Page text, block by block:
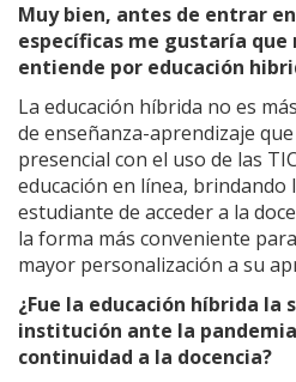
Muy bien, antes de entrar
específicas me gustaría que
entiende por educación
La educación híbrida no es
de enseñanza-aprendizaje
presencial con el uso de las
educación en línea,
estudiante de acceder a la
la forma más conveniente
mayor personalización a su
¿Fue la educación híbrida la
institución ante la
continuidad a la docencia?